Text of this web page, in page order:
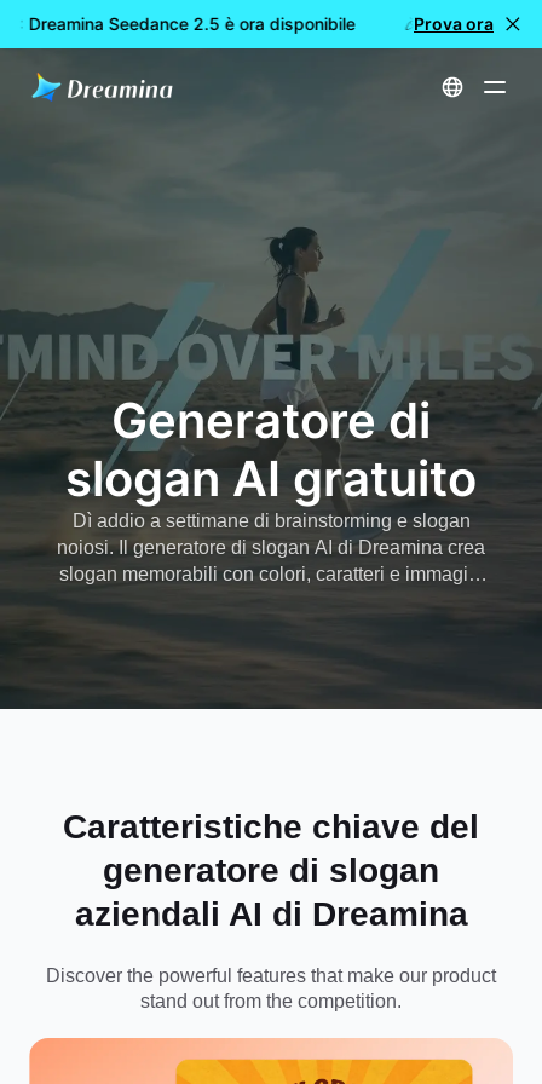
Dreamina Seedance 2.5 è ora disponibile 🎉 Nuovo
Prova ora
Home Creare Generatore di slogan AI gratuito
Generatore di
slogan AI gratuito
Dì addio a settimane di brainstorming e slogan
noiosi. Il generatore di slogan AI di Dreamina crea
slogan memorabili con colori, caratteri e immagini
progettare slogan che catturano l'attenzione
all'istante!
Caratteristiche chiave del
generatore di slogan
aziendali AI di Dreamina
Discover the powerful features that make our product
stand out from the competition.